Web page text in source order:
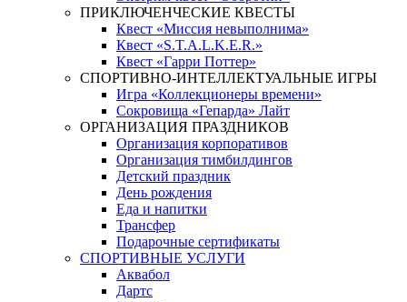
ПРИКЛЮЧЕНЧЕСКИЕ КВЕСТЫ
Квест «Миссия невыполнима»
Квест «S.T.A.L.K.E.R.»
Квест «Гарри Поттер»
СПОРТИВНО-ИНТЕЛЛЕКТУАЛЬНЫЕ ИГРЫ
Игра «Коллекционеры времени»
Сокровища «Гепарда» Лайт
ОРГАНИЗАЦИЯ ПРАЗДНИКОВ
Организация корпоративов
Организация тимбилдингов
Детский праздник
День рождения
Еда и напитки
Трансфер
Подарочные сертификаты
СПОРТИВНЫЕ УСЛУГИ
Аквабол
Дартс